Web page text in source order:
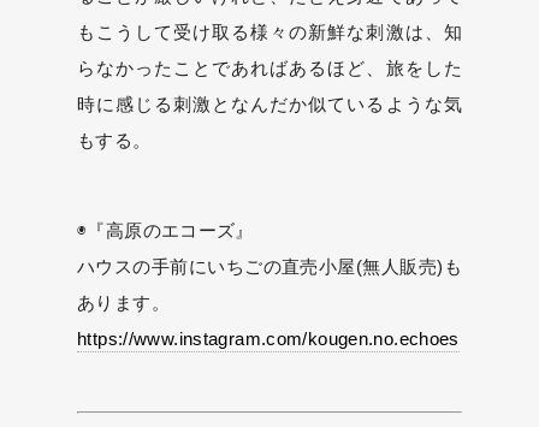
もこうして受け取る様々の新鮮な刺激は、知
らなかったことであればあるほど、旅をした
時に感じる刺激となんだか似ているような気
もする。
◉『高原のエコーズ』
ハウスの手前にいちごの直売小屋(無人販売)も
あります。
https://www.instagram.com/kougen.no.echoes